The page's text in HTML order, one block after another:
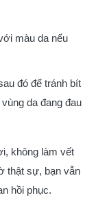
màu da nếu
đó để tránh bít
da đang đau
không làm vết
thật sự, bạn vẫn
hồi phục.